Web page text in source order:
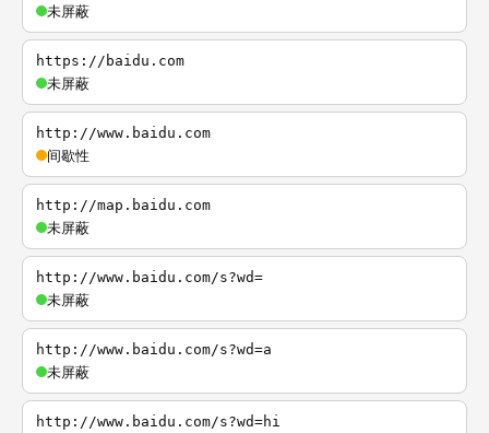
未屏蔽
https://baidu.com
未屏蔽
http://www.baidu.com
间歇性
http://map.baidu.com
未屏蔽
http://www.baidu.com/s?wd=
未屏蔽
http://www.baidu.com/s?wd=a
未屏蔽
http://www.baidu.com/s?wd=hi